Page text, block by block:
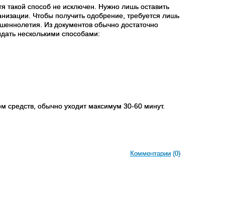
такой способ не исключен. Нужно лишь оставить
Чтобы получить одобрение, требуется лишь
Из документов обычно достаточно
несколькими способами:
средств, обычно уходит максимум 30-60 минут.
Комментарии (0)